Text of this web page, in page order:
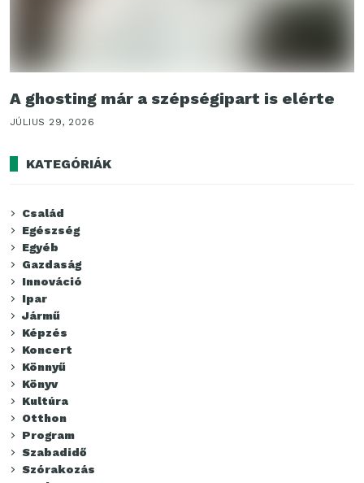
A ghosting már a szépségipart is elérte
JÚLIUS 29, 2026
KATEGÓRIÁK
Család
Egészség
Egyéb
Gazdaság
Innováció
Ipar
Jármű
Képzés
Koncert
Könnyű
Könyv
Kultúra
Otthon
Program
Szabadidő
Szórakozás